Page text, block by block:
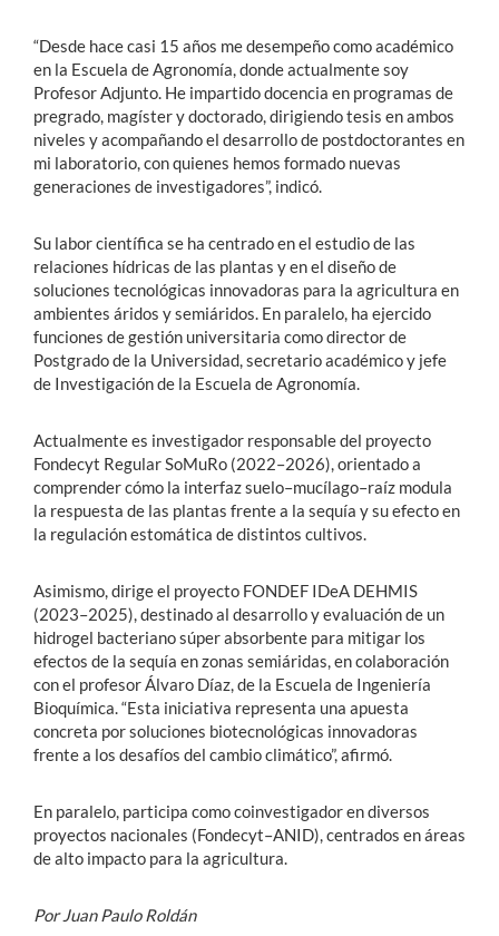
“Desde hace casi 15 años me desempeño como académico
en la Escuela de Agronomía, donde actualmente soy
Profesor Adjunto. He impartido docencia en programas de
pregrado, magíster y doctorado, dirigiendo tesis en ambos
niveles y acompañando el desarrollo de postdoctorantes en
mi laboratorio, con quienes hemos formado nuevas
generaciones de investigadores”, indicó.
Su labor científica se ha centrado en el estudio de las
relaciones hídricas de las plantas y en el diseño de
soluciones tecnológicas innovadoras para la agricultura en
ambientes áridos y semiáridos. En paralelo, ha ejercido
funciones de gestión universitaria como director de
Postgrado de la Universidad, secretario académico y jefe
de Investigación de la Escuela de Agronomía.
Actualmente es investigador responsable del proyecto
Fondecyt Regular SoMuRo (2022–2026), orientado a
comprender cómo la interfaz suelo–mucílago–raíz modula
la respuesta de las plantas frente a la sequía y su efecto en
la regulación estomática de distintos cultivos.
Asimismo, dirige el proyecto FONDEF IDeA DEHMIS
(2023–2025), destinado al desarrollo y evaluación de un
hidrogel bacteriano súper absorbente para mitigar los
efectos de la sequía en zonas semiáridas, en colaboración
con el profesor Álvaro Díaz, de la Escuela de Ingeniería
Bioquímica. “Esta iniciativa representa una apuesta
concreta por soluciones biotecnológicas innovadoras
frente a los desafíos del cambio climático”, afirmó.
En paralelo, participa como coinvestigador en diversos
proyectos nacionales (Fondecyt–ANID), centrados en áreas
de alto impacto para la agricultura.
Por Juan Paulo Roldán